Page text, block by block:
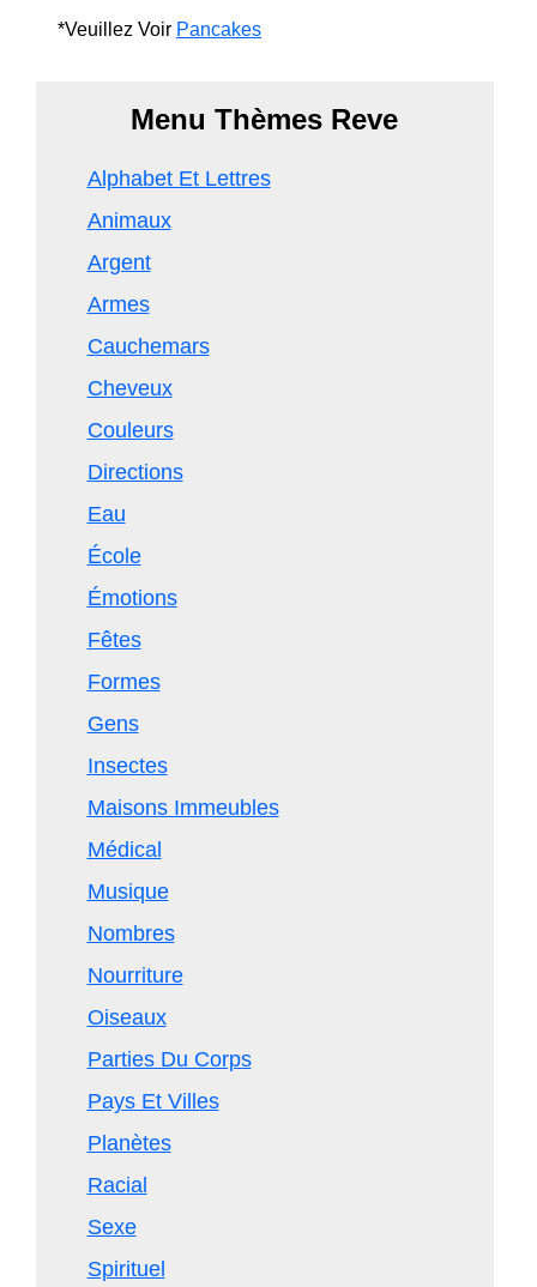
*Veuillez Voir Pancakes
Menu Thèmes Reve
Alphabet Et Lettres
Animaux
Argent
Armes
Cauchemars
Cheveux
Couleurs
Directions
Eau
École
Émotions
Fêtes
Formes
Gens
Insectes
Maisons Immeubles
Médical
Musique
Nombres
Nourriture
Oiseaux
Parties Du Corps
Pays Et Villes
Planètes
Racial
Sexe
Spirituel